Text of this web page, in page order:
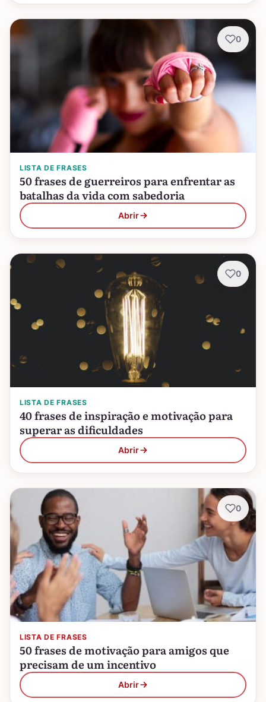
LISTA DE FRASES
50 frases de guerreiros para enfrentar as
batalhas da vida com sabedoria
Abrir
0
LISTA DE FRASES
40 frases de inspiração e motivação para
superar as dificuldades
Abrir
0
LISTA DE FRASES
50 frases de motivação para amigos que
precisam de um incentivo
Abrir
0